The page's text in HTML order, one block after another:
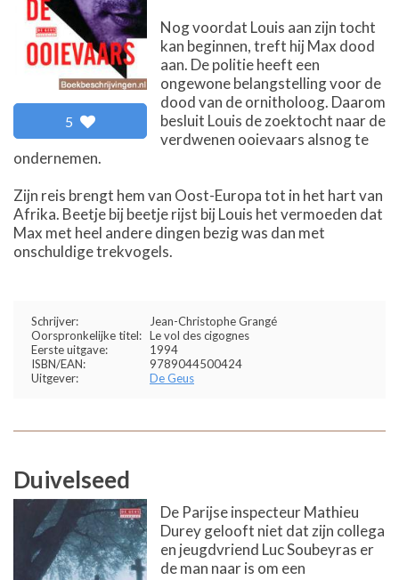
5
Nog voordat Louis aan zijn tocht
kan beginnen, treft hij Max dood
aan. De politie heeft een
ongewone belangstelling voor de
dood van de ornitholoog. Daarom
besluit Louis de zoektocht naar de
verdwenen ooievaars alsnog te
ondernemen.
Zijn reis brengt hem van Oost-Europa tot in het hart van
Afrika. Beetje bij beetje rijst bij Louis het vermoeden dat
Max met heel andere dingen bezig was dan met
onschuldige trekvogels.
Schrijver:
Jean-Christophe Grangé
Oorspronkelijke titel: Le vol des cigognes
Eerste uitgave:
1994
ISBN/EAN:
9789044500424
Uitgever:
De Geus
Duivelseed
De Parijse inspecteur Mathieu
Durey gelooft niet dat zijn collega
en jeugdvriend Luc Soubeyras er
de man naar is om een